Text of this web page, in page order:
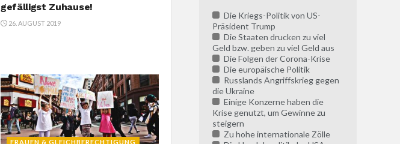
gefälligst Zuhause!
26. AUGUST 2019
FRAUEN & GLEICHBERECHTIGUNG
Die Kriegs-Politik von US-
Präsident Trump
Die Staaten drucken zu viel
Geld bzw. geben zu viel Geld aus
Die Folgen der Corona-Krise
Die europäische Politik
Russlands Angriffskrieg gegen
die Ukraine
Einige Konzerne haben die
Krise genutzt, um Gewinne zu
steigern
Zu hohe internationale Zölle